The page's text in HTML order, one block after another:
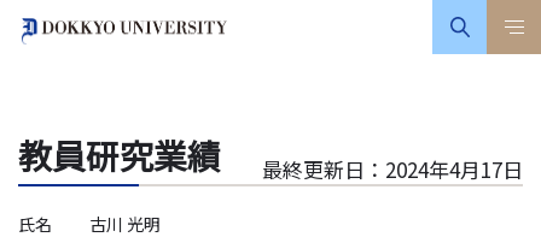
教員研究業績 最終更新日：2024年4月17日
氏名
古川 光明